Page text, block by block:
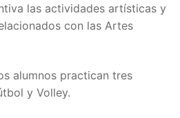
las actividades artísticas y
con las Artes
alumnos practican tres
y Volley.